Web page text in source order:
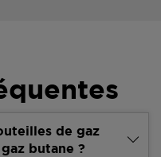
de gaz
butane ?